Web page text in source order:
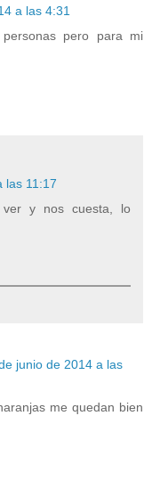
a las 4:31
pero para mi
las 11:17
y nos cuesta, lo
junio de 2014 a las
me quedan bien